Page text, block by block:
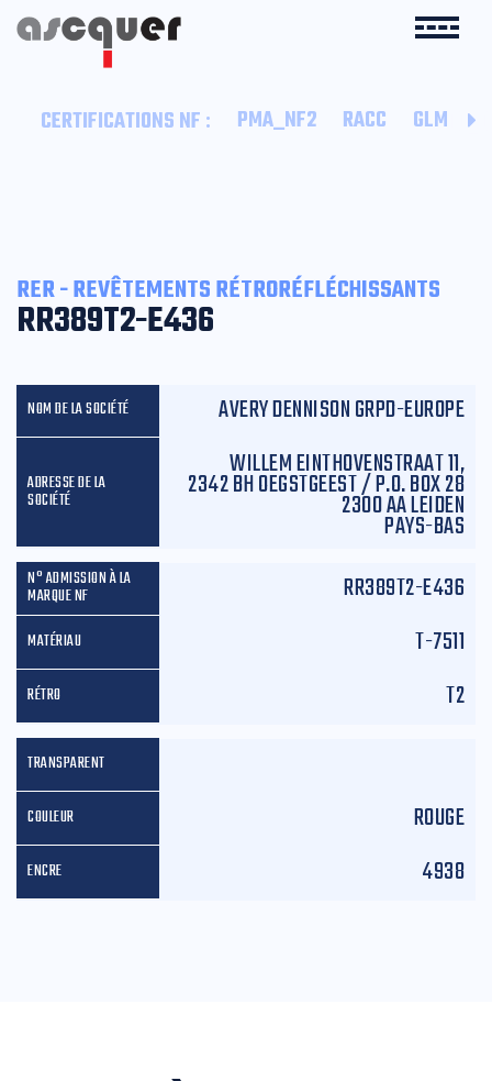
CERTIFICATIONS NF : PMA_NF2 RACC GLM
RER - REVÊTEMENTS RÉTRORÉFLÉCHISSANTS
RR389T2-E436
AVERY DENNISON GRPD-EUROPE
WILLEM EINTHOVENSTRAAT 11,
2342 BH OEGSTGEEST / P.O. BOX 28
2300 AA LEIDEN
PAYS-BAS
RR389T2-E436
T-7511
T2
ROUGE
4938